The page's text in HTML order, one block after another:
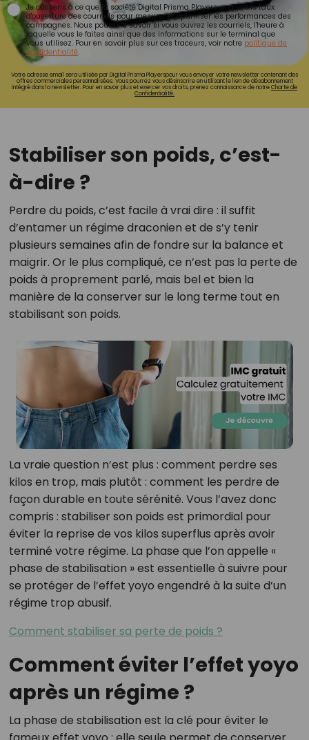
Je consens à ce que la société Digital Prisma Players analyse le taux
d'ouverture des courriels pour mesurer et optimiser les performances des
campagnes. Nous pourrons savoir si vous ouvrez les courriels, l'heure à
laquelle vous le faites ainsi que des informations sur le terminal que
vous utilisez. Pour en savoir plus sur ces traceurs, voir notre politique de
confidentialité.
Votre adresse email sera utilisée par Digital Prisma Playerspour vous envoyer votre newsletter contenant des
offres commerciales personnalisées. Vous pourrez vous désinscrire en utilisant le lien de désabonnement
intégré dans la newsletter. Pour en savoir plus et exercer vos droits, prenez connaissance de notreCharte de
Confidentialité.
Stabiliser son poids, c’est-
à-dire ?
Perdre du poids, c’est facile à vrai dire : il suffit
d’entamer un régime draconien et de s’y tenir
plusieurs semaines afin de fondre sur la balance et
maigrir. Or le plus compliqué, ce n’est pas la perte de
poids à proprement parlé, mais bel et bien la
manière de la conserver sur le long terme tout en
stabilisant son poids.
La vraie question n’est plus : comment perdre ses
kilos en trop, mais plutôt : comment les perdre de
façon durable en toute sérénité. Vous l’avez donc
compris : stabiliser son poids est primordial pour
éviter la reprise de vos kilos superflus après avoir
terminé votre régime. La phase que l’on appelle «
phase de stabilisation » est essentielle à suivre pour
se protéger de l’effet yoyo engendré à la suite d’un
régime trop abusif.
Comment stabiliser sa perte de poids ?
Comment éviter l’effet yoyo
après un régime ?
La phase de stabilisation est la clé pour éviter le